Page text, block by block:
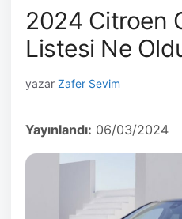
2024 Citroen
Listesi Ne
yazar Zafer Sevim
Yayınlandı: 06/03/2024